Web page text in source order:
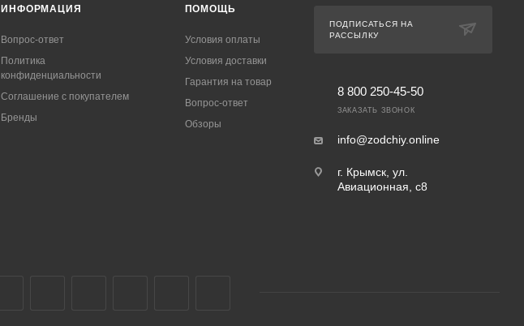
ИНФОРМАЦИЯ
Вопрос-ответ
Политика
конфиденциальности
Соглашение с покупателем
Бренды
ПОМОЩЬ
Условия оплаты
Условия доставки
Гарантия на товар
Вопрос-ответ
Обзоры
ПОДПИСАТЬСЯ НА
РАССЫЛКУ
8 800 250-45-50
ЗАКАЗАТЬ ЗВОНОК
info@zodchiy.online
г. Крымск, ул.
Авиационная, с8